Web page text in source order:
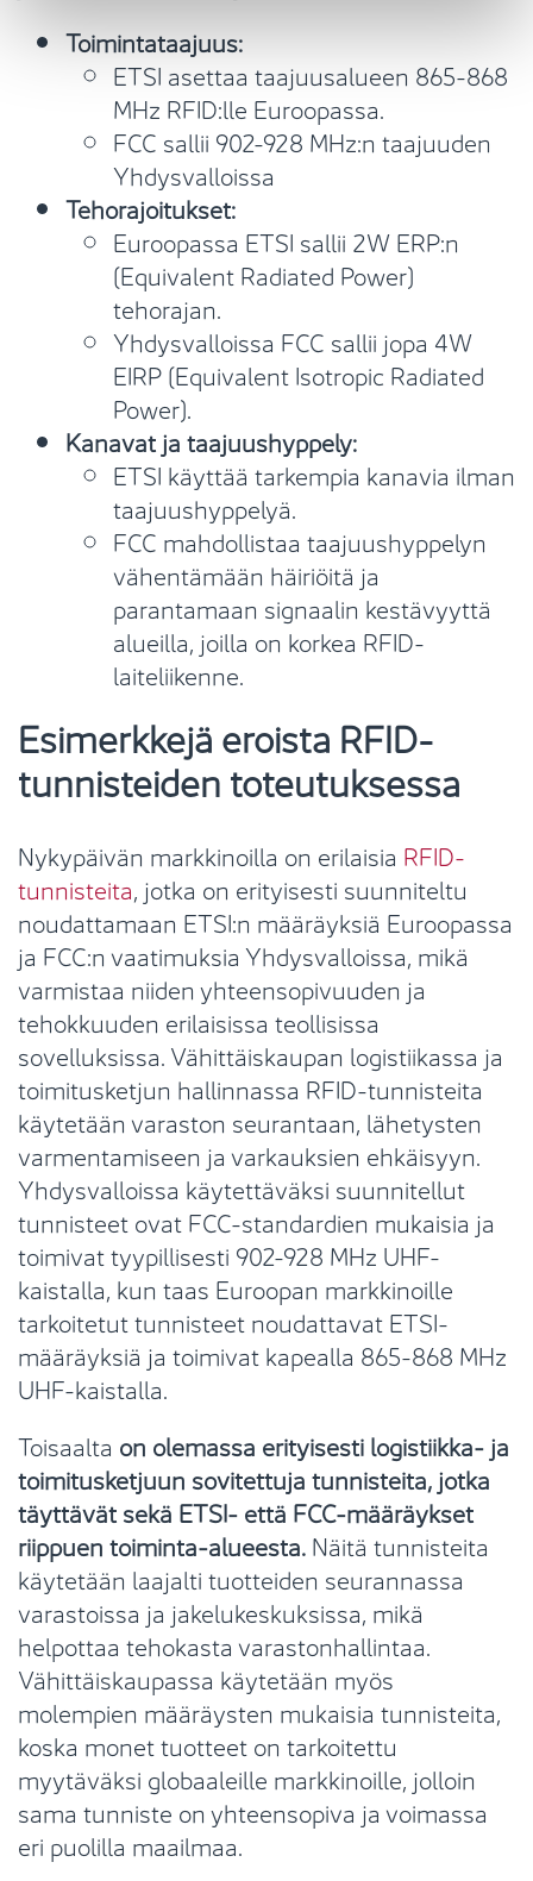
Toimintataajuus:
ETSI asettaa taajuusalueen 865-868
MHz RFID:lle Euroopassa.
FCC sallii 902-928 MHz:n taajuuden
Yhdysvalloissa
Tehorajoitukset:
Euroopassa ETSI sallii 2W ERP:n
(Equivalent Radiated Power)
tehorajan.
Yhdysvalloissa FCC sallii jopa 4W
EIRP (Equivalent Isotropic Radiated
Power).
Kanavat ja taajuushyppely:
ETSI käyttää tarkempia kanavia ilman
taajuushyppelyä.
FCC mahdollistaa taajuushyppelyn
vähentämään häiriöitä ja
parantamaan signaalin kestävyyttä
alueilla, joilla on korkea RFID-
laiteliikenne.
Esimerkkejä eroista RFID-
tunnisteiden toteutuksessa
Nykypäivän markkinoilla on erilaisia RFID-
tunnisteita, jotka on erityisesti suunniteltu
noudattamaan ETSI:n määräyksiä Euroopassa
ja FCC:n vaatimuksia Yhdysvalloissa, mikä
varmistaa niiden yhteensopivuuden ja
tehokkuuden erilaisissa teollisissa
sovelluksissa. Vähittäiskaupan logistiikassa ja
toimitusketjun hallinnassa RFID-tunnisteita
käytetään varaston seurantaan, lähetysten
varmentamiseen ja varkauksien ehkäisyyn.
Yhdysvalloissa käytettäväksi suunnitellut
tunnisteet ovat FCC-standardien mukaisia ​​ja
toimivat tyypillisesti 902-928 MHz UHF-
kaistalla, kun taas Euroopan markkinoille
tarkoitetut tunnisteet noudattavat ETSI-
määräyksiä ja toimivat kapealla 865-868 MHz
UHF-kaistalla.
Toisaalta on olemassa erityisesti logistiikka- ja
toimitusketjuun sovitettuja tunnisteita, jotka
täyttävät sekä ETSI- että FCC-määräykset
riippuen toiminta-alueesta.Näitä tunnisteita
käytetään laajalti tuotteiden seurannassa
varastoissa ja jakelukeskuksissa, mikä
helpottaa tehokasta varastonhallintaa.
Vähittäiskaupassa käytetään myös
molempien määräysten mukaisia ​​tunnisteita,
koska monet tuotteet on tarkoitettu
myytäväksi globaaleille markkinoille, jolloin
sama tunniste on yhteensopiva ja voimassa
eri puolilla maailmaa.